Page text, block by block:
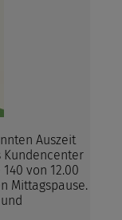
Auszeit
Kundencenter
von 12.00
Mittagspause.